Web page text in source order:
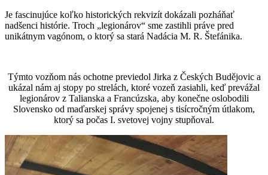
Je fascinujúce koľko historických rekvizít dokázali pozháňať
nadšenci histórie. Troch „legionárov“ sme zastihli práve pred
unikátnym vagónom, o ktorý sa stará Nadácia M. R. Štefánika.
Týmto vozňom nás ochotne previedol Jirka z Českých Budějovic a
ukázal nám aj stopy po strelách, ktoré vozeň zasiahli, keď prevážal
legionárov z Talianska a Francúzska, aby konečne oslobodili
Slovensko od maďarskej správy spojenej s tisícročným útlakom,
ktorý sa počas I. svetovej vojny stupňoval.